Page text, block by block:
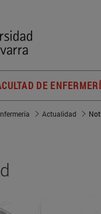
DE
Actualidad